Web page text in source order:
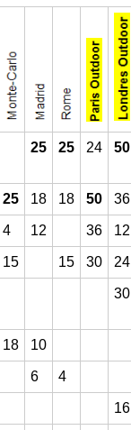
25 25 24 50
25 18 18 50 36
4 12 36 12
15 15 30 24
30
18 10
6 4
16